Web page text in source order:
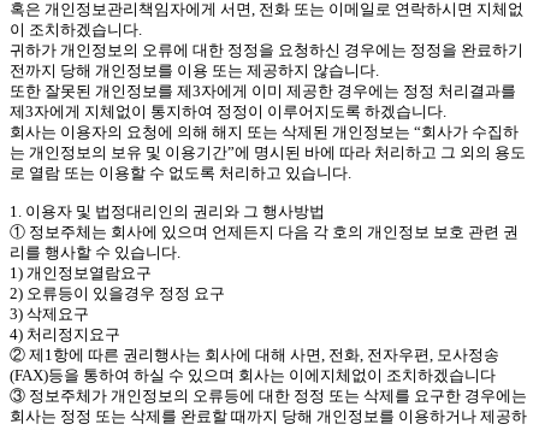
혹은 개인정보관리책임자에게 서면, 전화 또는 이메일로 연락하시면 지체없
이 조치하겠습니다.
귀하가 개인정보의 오류에 대한 정정을 요청하신 경우에는 정정을 완료하기
전까지 당해 개인정보를 이용 또는 제공하지 않습니다.
또한 잘못된 개인정보를 제3자에게 이미 제공한 경우에는 정정 처리결과를
제3자에게 지체없이 통지하여 정정이 이루어지도록 하겠습니다.
회사는 이용자의 요청에 의해 해지 또는 삭제된 개인정보는 “회사가 수집하
는 개인정보의 보유 및 이용기간”에 명시된 바에 따라 처리하고 그 외의 용도
로 열람 또는 이용할 수 없도록 처리하고 있습니다.
1. 이용자 및 법정대리인의 권리와 그 행사방법
① 정보주체는 회사에 있으며 언제든지 다음 각 호의 개인정보 보호 관련 권
리를 행사할 수 있습니다.
1) 개인정보열람요구
2) 오류등이 있을경우 정정 요구
3) 삭제요구
4) 처리정지요구
② 제1항에 따른 권리행사는 회사에 대해 사면, 전화, 전자우편, 모사정송
(FAX)등을 통하여 하실 수 있으며 회사는 이에지체없이 조치하겠습니다
③ 정보주체가 개인정보의 오류등에 대한 정정 또는 삭제를 요구한 경우에는
회사는 정정 또는 삭제를 완료할 때까지 당해 개인정보를 이용하거나 제공하